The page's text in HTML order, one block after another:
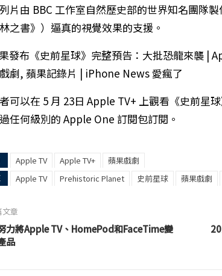
片由 BBC 工作室自然歷史部的世界知名團隊
林之書》）逼真的視覺效果的支援。
可以在 5 月 23日 Apple TV+ 上觀看《史前星
任何級別的 Apple One 訂閱包訂閱。
Apple TV Apple TV+ 蘋果戲劇
Apple TV Prehistoric Planet 史前星球 蘋果戲劇
章
力將Apple TV、HomePod和FaceTime變
品